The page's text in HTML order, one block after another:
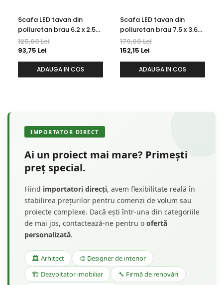
Scafa LED tavan din
poliuretan brau 6.2 x 2.5
cm - KF501
125,00 Lei
93,75 Lei
ADAUGA IN COS
Scafa LED tavan din
poliuretan brau 7.5 x 3.6
cm - KF502
179,00 Lei
152,15 Lei
ADAUGA IN COS
IMPORTATOR DIRECT
Ai un proiect mai mare? Primești
preț special.
Fiind importatori direcți, avem flexibilitate reală în
stabilirea prețurilor pentru comenzi de volum sau
proiecte complexe. Dacă ești într-una din categoriile
de mai jos, contactează-ne pentru o ofertă
personalizată.
🏛️ Arhitect
🎨 Designer de interior
🏗️ Dezvoltator imobiliar
🔧 Firmă de renovări